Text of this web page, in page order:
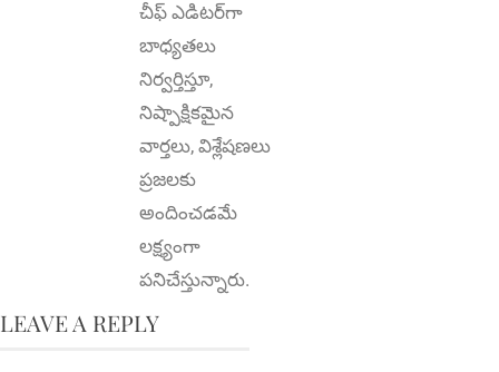
చీఫ్ ఎడిటర్‌గా
బాధ్యతలు
నిర్వర్తిస్తూ,
నిష్పాక్షికమైన
వార్తలు, విశ్లేషణలు
ప్రజలకు
అందించడమే
లక్ష్యంగా
పనిచేస్తున్నారు.
LEAVE A REPLY